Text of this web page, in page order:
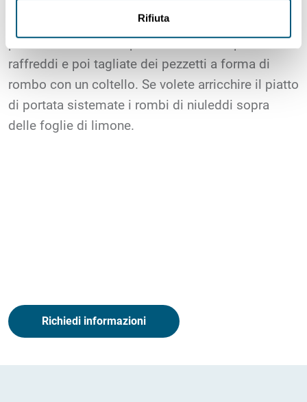
Rifiuta
mani bagnate, per facilitare l’operazione. A questo
punto dovete solo aspettare che il composto si
raffreddi e poi tagliate dei pezzetti a forma di
rombo con un coltello. Se volete arricchire il piatto
di portata sistemate i rombi di niuleddi sopra
delle foglie di limone.
Richiedi informazioni